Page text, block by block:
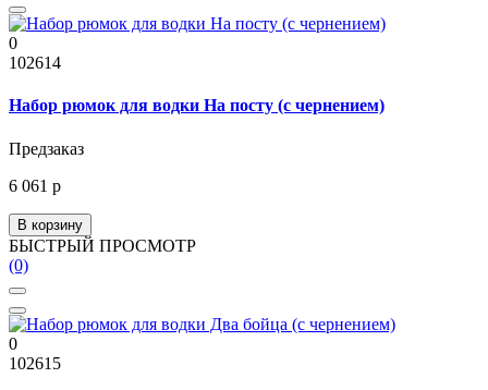
0
102614
Набор рюмок для водки На посту (с чернением)
Предзаказ
6 061 р
В корзину
БЫСТРЫЙ ПРОСМОТР
(0)
0
102615